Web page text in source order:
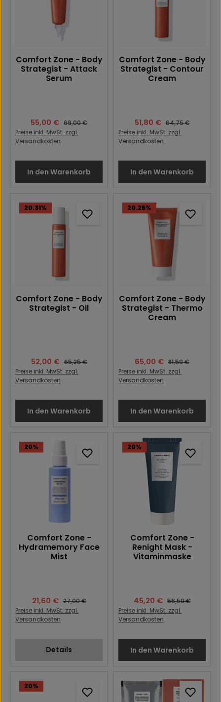
Comfort Zone - Body
Strategist - Attack
Serum
Verkaufspreis:
55,00 € Regulärer Preis:
69,00 €
Preise inkl. MwSt. zzgl.
Versandkosten
In den Warenkorb
Comfort Zone - Body
Strategist - Contour
Cream
Verkaufspreis:
51,80 € Regulärer Preis:
64,75 €
Preise inkl. MwSt. zzgl.
Versandkosten
In den Warenkorb
20.31%
Comfort Zone - Body
Strategist - Oil
Verkaufspreis:
52,00 € Regulärer Preis:
65,25 €
Preise inkl. MwSt. zzgl.
Versandkosten
In den Warenkorb
20.25%
Comfort Zone - Body
Strategist - Thermo
Cream
Verkaufspreis:
65,00 € Regulärer Preis:
81,50 €
Preise inkl. MwSt. zzgl.
Versandkosten
In den Warenkorb
20%
Comfort Zone -
Hydramemory Face
Mist
Verkaufspreis:
21,60 € Regulärer Preis:
27,00 €
Preise inkl. MwSt. zzgl.
Versandkosten
Details
20%
Comfort Zone -
Renight Mask -
Vitaminmaske
Verkaufspreis:
45,20 € Regulärer Preis:
56,50 €
Preise inkl. MwSt. zzgl.
Versandkosten
In den Warenkorb
20%